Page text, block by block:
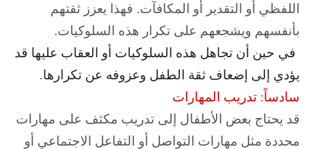
اللفظي أو التقدير أو المكافآت. فهذا يعزز ثقتهم
بأنفسهم ويشجعهم على تكرار هذه السلوكيات.
في حين أن تجاهل هذه السلوكيات أو العقاب عليها قد
يؤدي إلى إضعاف ثقة الطفل وعزوفه عن تكرارها.
سادساً: تدريب المهارات
قد يحتاج بعض الأطفال إلى تدريب مكثف على مهارات
محددة مثل مهارات التواصل أو التفاعل الاجتماعي أو